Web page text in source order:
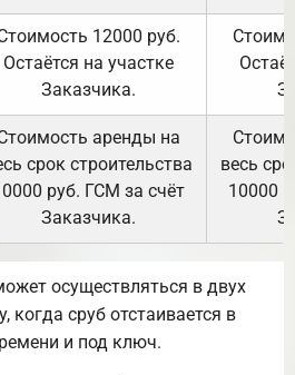
12000 руб.
Остаётся на участке
Заказчика.
аренды на
срок строительства
руб. ГСМ за счёт
Заказчика.
весь
10000
осуществляться в двух
когда сруб отстаивается в
и под ключ.